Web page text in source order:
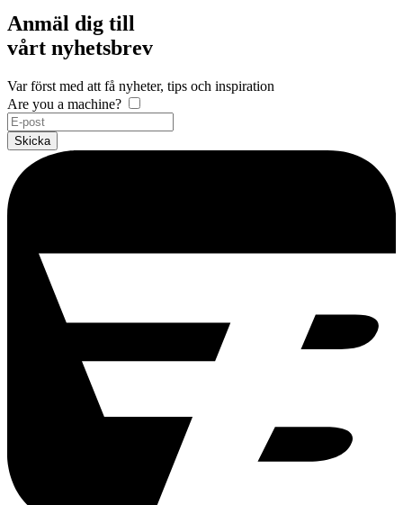
Anmäl dig till
vårt nyhetsbrev
Var först med att få nyheter, tips och inspiration
Are you a machine?
Skicka